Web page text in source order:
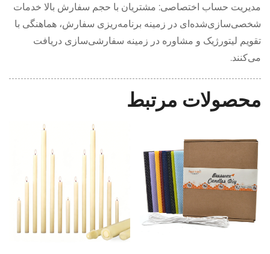
مدیریت حساب اختصاصی: مشتریان با حجم سفارش بالا خدمات
شخصی‌سازی‌شده‌ای در زمینه برنامه‌ریزی سفارش، هماهنگی با
تقویم لیتورژیک و مشاوره در زمینه سفارشی‌سازی دریافت
می‌کنند.
محصولات مرتبط